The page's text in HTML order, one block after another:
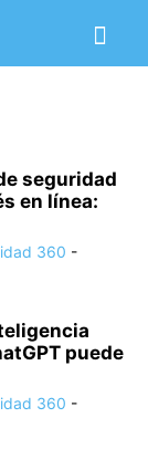
seguridad
en línea:
360 -
puede
360 -